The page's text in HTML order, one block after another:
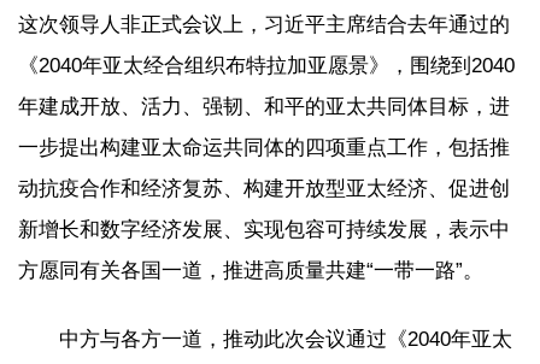
这次领导人非正式会议上，习近平主席结合去年通过的
《2040年亚太经合组织布特拉加亚愿景》，围绕到2040
年建成开放、活力、强韧、和平的亚太共同体目标，进
一步提出构建亚太命运共同体的四项重点工作，包括推
动抗疫合作和经济复苏、构建开放型亚太经济、促进创
新增长和数字经济发展、实现包容可持续发展，表示中
方愿同有关各国一道，推进高质量共建“一带一路”。
中方与各方一道，推动此次会议通过《2040年亚太